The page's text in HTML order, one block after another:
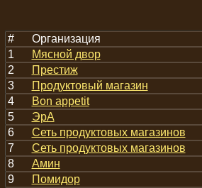
# Организация
1
Мясной двор
2
Престиж
3
Продуктовый магазин
4
Bon appetit
5
ЭрА
6
Сеть продуктовых магазинов
7
Сеть продуктовых магазинов
8
Амин
9
Помидор